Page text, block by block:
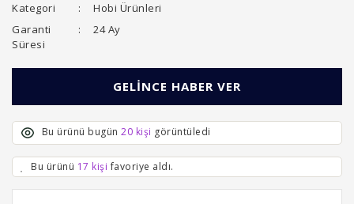
Kategori
Hobi Ürünleri
Garanti
Süresi
24 Ay
GELİNCE HABER VER
Bu ürünü bugün 20 kişi görüntüledi
Bu ürünü 17 kişi favoriye aldı.